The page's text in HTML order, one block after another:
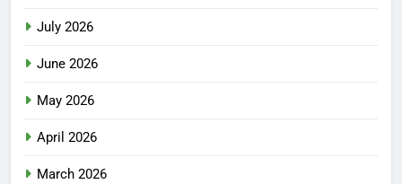
July 2026
June 2026
May 2026
April 2026
March 2026